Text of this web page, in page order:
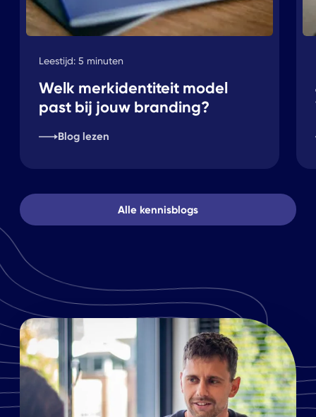
Leestijd: 5 minuten
Welk merkidentiteit model
past bij jouw branding?
Blog lezen
Alle kennisblogs